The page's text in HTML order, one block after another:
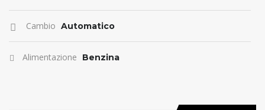
Cambio Automatico
Alimentazione Benzina